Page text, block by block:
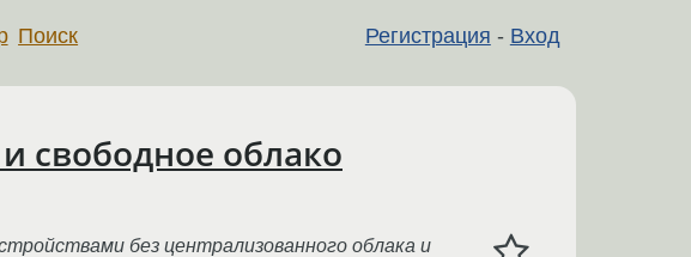
Регистрация - Вход
Поиск
свободное облако
без централизованного облака и